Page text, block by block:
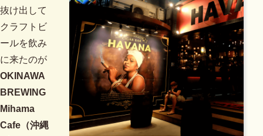
抜け出して
クラフトビ
ールを飲み
に来たのが
OKINAWA
BREWING
Mihama
Cafe（沖縄